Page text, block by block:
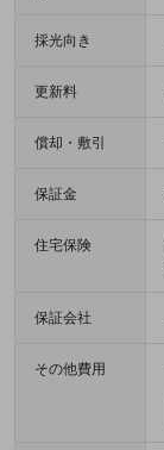
採光向き
更新料
償却・敷引
保証金
住宅保険
保証会社
その他費用